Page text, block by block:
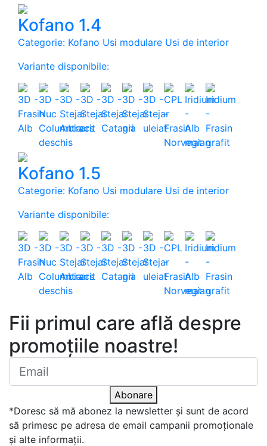
Kofano 1.4
Categorie: Kofano Usi modulare Usi de interior
Variante disponibile:
Kofano 1.5
Categorie: Kofano Usi modulare Usi de interior
Variante disponibile:
Fii primul care află despre
promoțiile noastre!
Abonare
*Doresc să mă abonez la newsletter și sunt de acord
să primesc pe adresa de email campanii promoționale
și alte informații.